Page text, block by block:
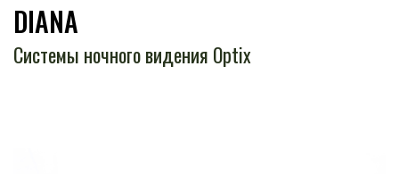
DIANA
Системы ночного видения Optix